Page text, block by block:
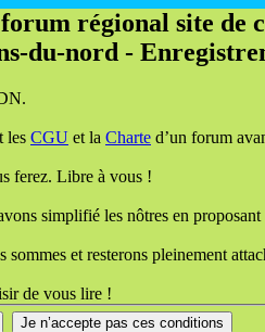
régional site de
du-nord -
les CGU et la Charte d’un forum
ferez. Libre à vous !
simplifié les nôtres en
sommes et resterons pleinement
de vous lire !